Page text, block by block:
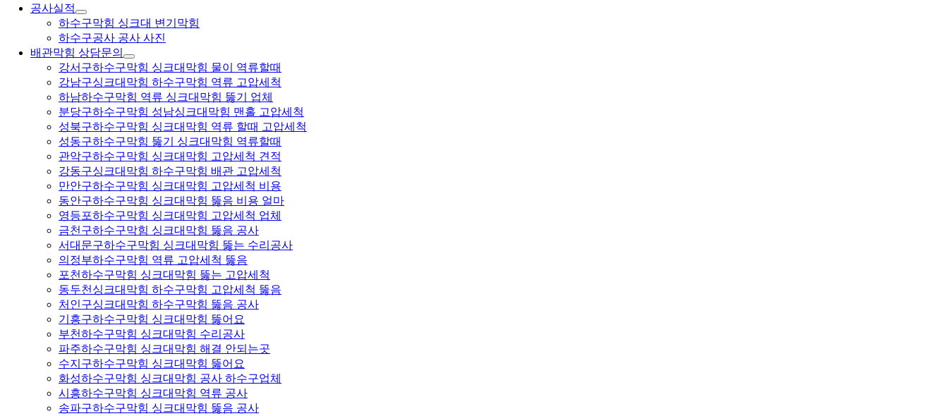
공사실적
하수구막힘 싱크대 변기막힘
하수구공사 공사 사진
배관막힘 상담문의
강서구하수구막힘 싱크대막힘 물이 역류할때
강남구싱크대막힘 하수구막힘 역류 고압세척
하남하수구막힘 역류 싱크대막힘 뚫기 업체
분당구하수구막힘 성남싱크대막힘 맨홀 고압세척
성북구하수구막힘 싱크대막힘 역류 할때 고압세척
성동구하수구막힘 뚫기 싱크대막힘 역류할때
관악구하수구막힘 싱크대막힘 고압세척 견적
강동구싱크대막힘 하수구막힘 배관 고압세척
만안구하수구막힘 싱크대막힘 고압세척 비용
동안구하수구막힘 싱크대막힘 뚫음 비용 얼마
영등포하수구막힘 싱크대막힘 고압세척 업체
금천구하수구막힘 싱크대막힘 뚫음 공사
서대문구하수구막힘 싱크대막힘 뚫는 수리공사
의정부하수구막힘 역류 고압세척 뚫음
포천하수구막힘 싱크대막힘 뚫는 고압세척
동두천싱크대막힘 하수구막힘 고압세척 뚫음
처인구싱크대막힘 하수구막힘 뚫음 공사
기흥구하수구막힘 싱크대막힘 뚫어요
부천하수구막힘 싱크대막힘 수리공사
파주하수구막힘 싱크대막힘 해결 안되는곳
수지구하수구막힘 싱크대막힘 뚫어요
화성하수구막힘 싱크대막힘 공사 하수구업체
시흥하수구막힘 싱크대막힘 역류 공사
송파구하수구막힘 싱크대막힘 뚫음 공사